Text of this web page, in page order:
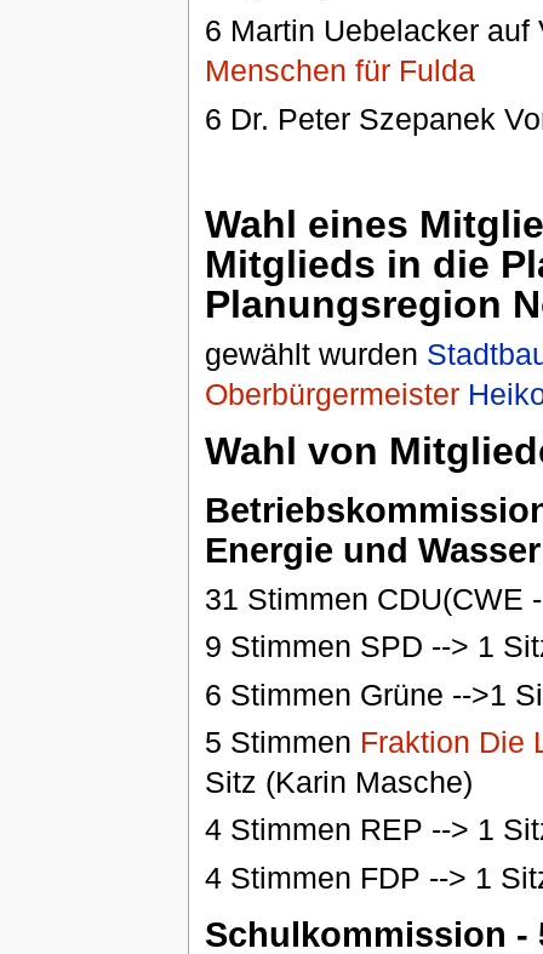
6 Martin Uebelacker
Menschen für Fulda
6 Dr. Peter Szepanek
Wahl eines
Mitglieds in die
Planungsregion
gewählt wurden
Oberbürgermeister
Wahl von
Energie und
31 Stimmen CDU(CWE
9 Stimmen SPD --> 1
6 Stimmen Grüne -->1
5 Stimmen Fraktion Die
Sitz (Karin Masche)
4 Stimmen REP --> 1
4 Stimmen FDP --> 1
Schulkommission -